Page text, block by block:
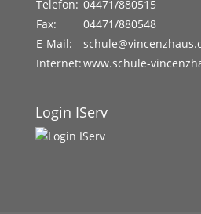
Telefon: 04471/880515
Fax:
04471/880548
E-Mail:
Internet:www.schule-
Login IServ